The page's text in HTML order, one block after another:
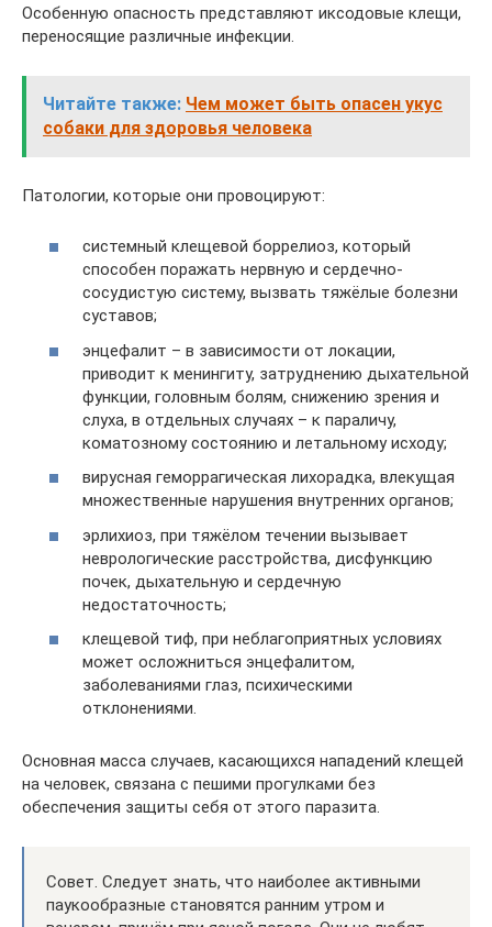
Особенную опасность представляют иксодовые клещи,
переносящие различные инфекции.
Читайте также: Чем может быть опасен укус
собаки для здоровья человека
Патологии, которые они провоцируют:
системный клещевой боррелиоз, который
способен поражать нервную и сердечно-
сосудистую систему, вызвать тяжёлые болезни
суставов;
энцефалит – в зависимости от локации,
приводит к менингиту, затруднению дыхательной
функции, головным болям, снижению зрения и
слуха, в отдельных случаях – к параличу,
коматозному состоянию и летальному исходу;
вирусная геморрагическая лихорадка, влекущая
множественные нарушения внутренних органов;
эрлихиоз, при тяжёлом течении вызывает
неврологические расстройства, дисфункцию
почек, дыхательную и сердечную
недостаточность;
клещевой тиф, при неблагоприятных условиях
может осложниться энцефалитом,
заболеваниями глаз, психическими
отклонениями.
Основная масса случаев, касающихся нападений клещей
на человек, связана с пешими прогулками без
обеспечения защиты себя от этого паразита.
Совет. Следует знать, что наиболее активными
паукообразные становятся ранним утром и